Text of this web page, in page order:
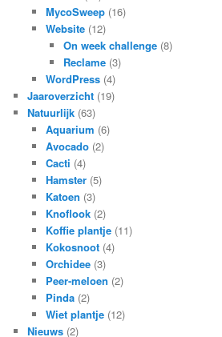
MycoSweep(16)
Website(12)
On week challenge (8)
Reclame (3)
WordPress(4)
Jaaroverzicht (19)
Natuurlijk (63)
Aquarium (6)
Avocado(2)
Cacti (4)
Hamster(5)
Katoen (3)
Knoflook(2)
Koffie plantje(11)
Kokosnoot(4)
Orchidee(3)
Peer-meloen (2)
Pinda(2)
Wiet plantje(12)
Nieuws (2)